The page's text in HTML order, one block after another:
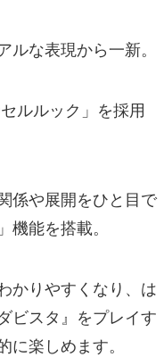
な表現から一新。
ルルック」を採用
係や展開をひと目で
能を搭載。
かりやすくなり、は
ビスタ』をプレイす
楽しめます。